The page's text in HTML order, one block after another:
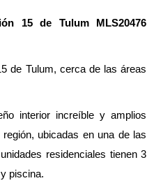
15 de Tulum MLS20476
de Tulum, cerca de las áreas
interior increíble y amplios
ubicadas en una de las
residenciales tienen 3
piscina.